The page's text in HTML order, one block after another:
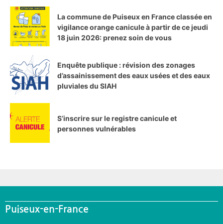
La commune de Puiseux en France classée en
vigilance orange canicule à partir de ce jeudi
18 juin 2026: prenez soin de vous
Enquête publique : révision des zonages
d’assainissement des eaux usées et des eaux
pluviales du SIAH
S’inscrire sur le registre canicule et
personnes vulnérables
Puiseux-en-France